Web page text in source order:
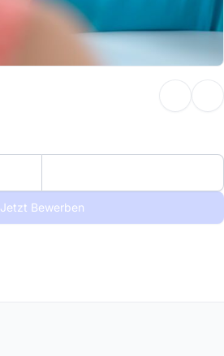
Jetzt Bewerben